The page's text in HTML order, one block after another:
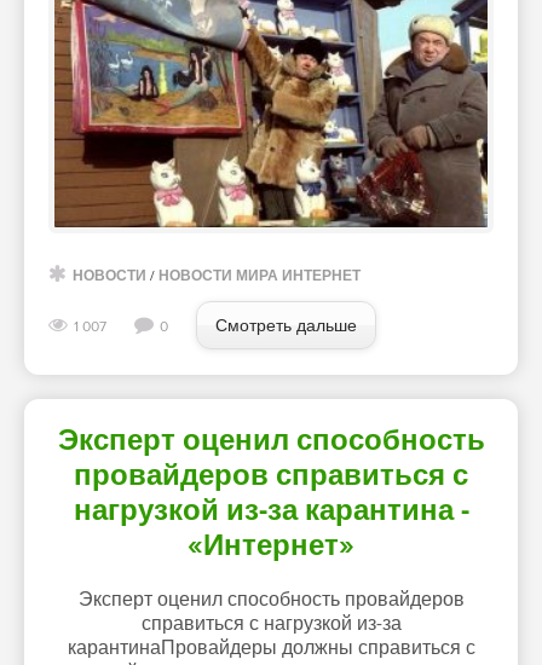
НОВОСТИ / НОВОСТИ МИРА ИНТЕРНЕТ
1 007 0 Смотреть дальше
Эксперт оценил способность
провайдеров справиться с
нагрузкой из-за карантина -
«Интернет»
Эксперт оценил способность провайдеров
справиться с нагрузкой из-за
карантинаПровайдеры должны справиться с